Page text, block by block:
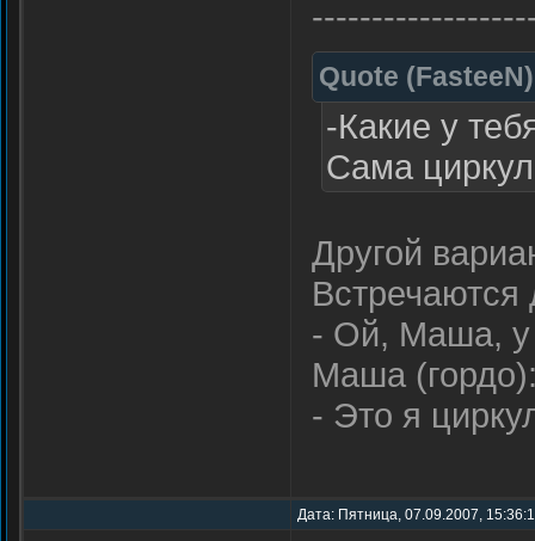
Quote (FasteeN)
-Какие у
Сама
Другой
Встречаются
- Ой, Маша, у
Маша
- Это я
Дата: Пятница, 07.09.2007,